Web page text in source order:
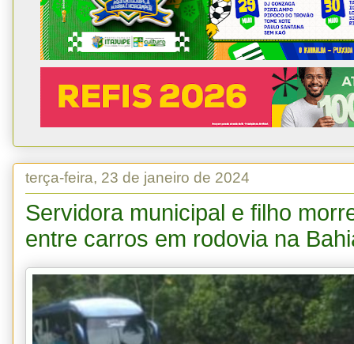
terça-feira, 23 de janeiro de 2024
Servidora municipal e filho
entre carros em rodovia na